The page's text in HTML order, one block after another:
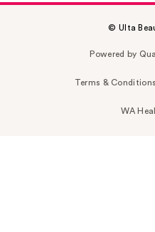
© Ulta
Powered by
Terms &
WA